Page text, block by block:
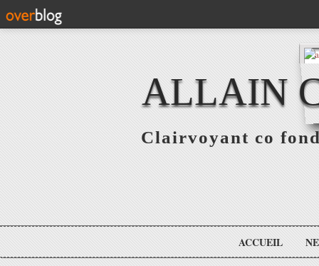
ALLAIN
Clairvoyant co
ACCUEIL